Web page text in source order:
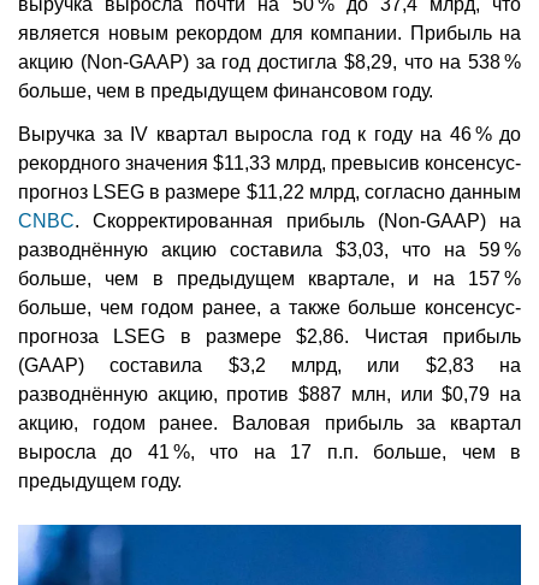
выручка выросла почти на 50 % до 37,4 млрд, что
является новым рекордом для компании. Прибыль на
акцию (Non-GAAP) за год достигла $8,29, что на 538 %
больше, чем в предыдущем финансовом году.
Выручка за IV квартал выросла год к году на 46 % до
рекордного значения $11,33 млрд, превысив консенсус-
прогноз LSEG в размере $11,22 млрд, согласно данным
CNBC. Скорректированная прибыль (Non-GAAP) на
разводнённую акцию составила $3,03, что на 59 %
больше, чем в предыдущем квартале, и на 157 %
больше, чем годом ранее, а также больше консенсус-
прогноза LSEG в размере $2,86. Чистая прибыль
(GAAP) составила $3,2 млрд, или $2,83 на
разводнённую акцию, против $887 млн, или $0,79 на
акцию, годом ранее. Валовая прибыль за квартал
выросла до 41 %, что на 17 п.п. больше, чем в
предыдущем году.